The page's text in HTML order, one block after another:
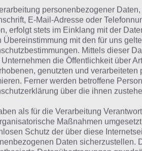
Croft Relic Run Tipps und Tricks
Enix
eine Übersicht zu diesem Artikel,
personenbezogener
E-Mail-Adresse oder
erfolgt stets im Einklang mit der
Übereinstimmung mit den für uns
Mittels dieser
Unternehmen die Öffentlichkeit über
genutzten und
Ferner werden betroffene
über die ihnen
als für die Verarbeitung
Maßnahmen
Schutz der über diese
Daten sicherzustellen.